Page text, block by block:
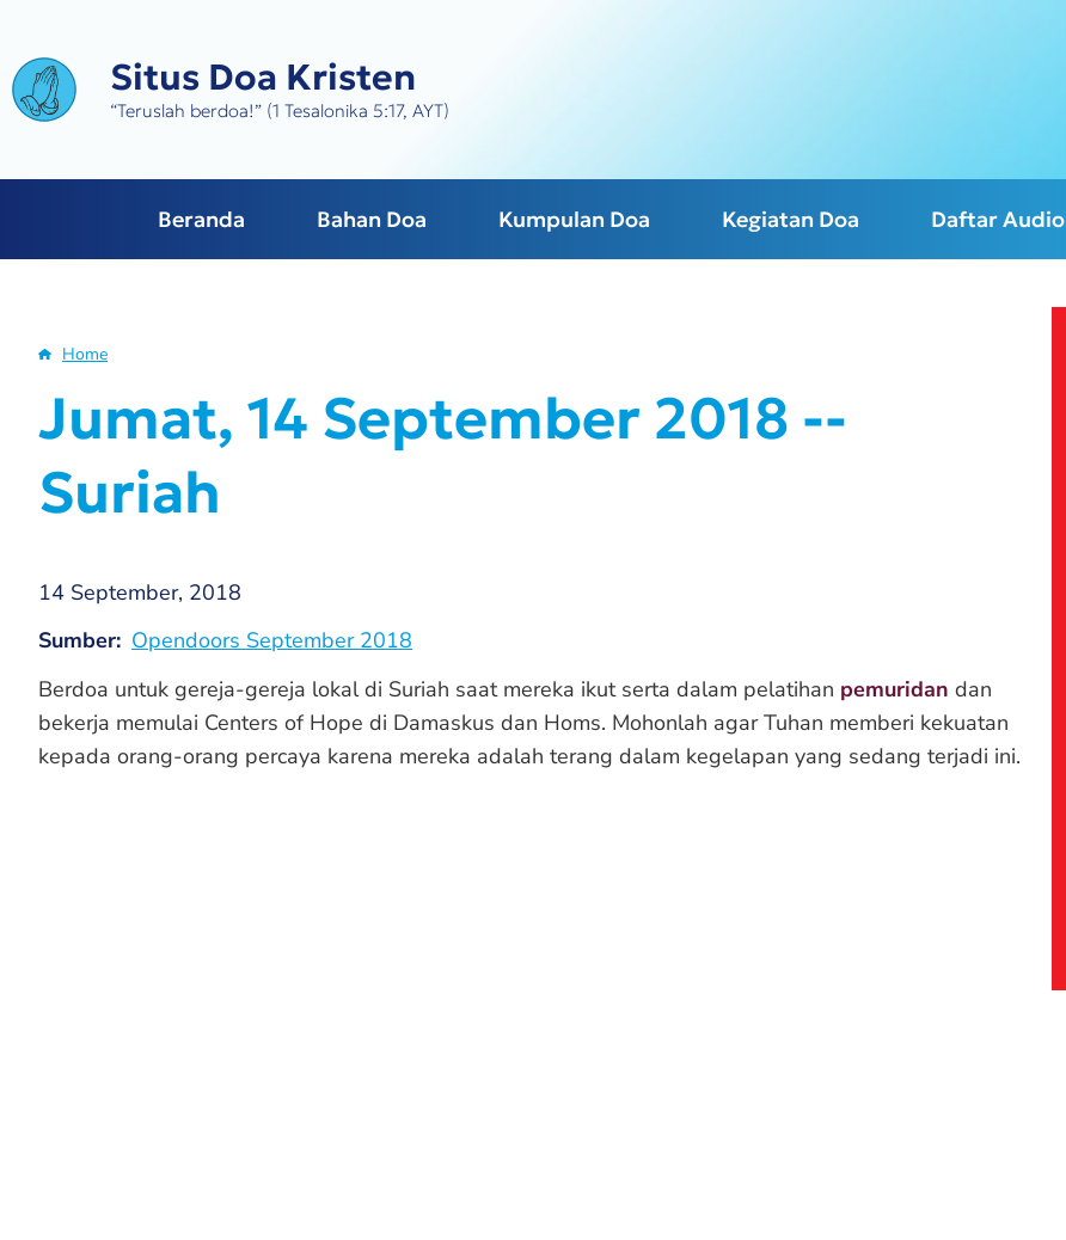
main
content
Situs Doa Kristen
“Teruslah berdoa!” (1 Tesalonika 5:17, AYT)
Beranda Bahan Doa Kumpulan Doa Kegiatan Doa Daftar Audio
Home
Jumat, 14 September 2018 --
Suriah
14 September, 2018
Sumber Opendoors September 2018
Berdoa untuk gereja-gereja lokal di Suriah saat mereka ikut serta dalam pelatihan pemuridan dan
bekerja memulai Centers of Hope di Damaskus dan Homs. Mohonlah agar Tuhan memberi kekuatan
kepada orang-orang percaya karena mereka adalah terang dalam kegelapan yang sedang terjadi ini.